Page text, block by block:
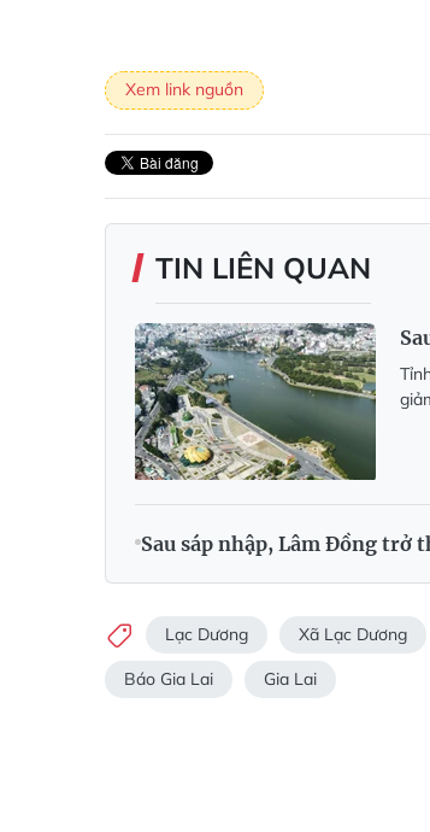
Xem link nguồn
TIN LIÊN QUAN
Sau sáp nhập, Lâm Đồng
Lạc Dương Xã Lạc Dương
Báo Gia Lai Gia Lai